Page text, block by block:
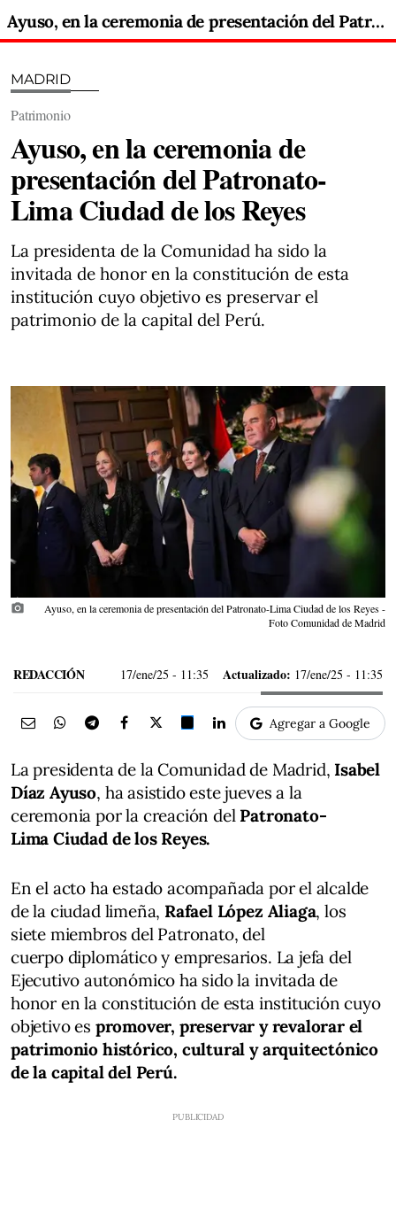
Ayuso, en la ceremonia de presentación del Patronato-Lima Ciudad de los Reyes
MADRID
Patrimonio
Ayuso, en la ceremonia de
presentación del Patronato-
Lima Ciudad de los Reyes
La presidenta de la Comunidad ha sido la
invitada de honor en la constitución de esta
institución cuyo objetivo es preservar el
patrimonio de la capital del Perú.
photo_camera
Ayuso, en la ceremonia de presentación del Patronato-Lima Ciudad de los Reyes -
Foto Comunidad de Madrid
REDACCIÓN 17/ene/25 - 11:35 Actualizado: 17/ene/25 - 11:35
Agregar a Google
La presidenta de la Comunidad de Madrid, Isabel
Díaz Ayuso, ha asistido este jueves a la
ceremonia por la creación del Patronato-
Lima Ciudad de los Reyes.
En el acto ha estado acompañada por el alcalde
de la ciudad limeña, Rafael López Aliaga, los
siete miembros del Patronato, del
cuerpo diplomático y empresarios. La jefa del
Ejecutivo autonómico ha sido la invitada de
honor en la constitución de esta institución cuyo
objetivo es promover, preservar y revalorar el
patrimonio histórico, cultural y arquitectónico
de la capital del Perú.